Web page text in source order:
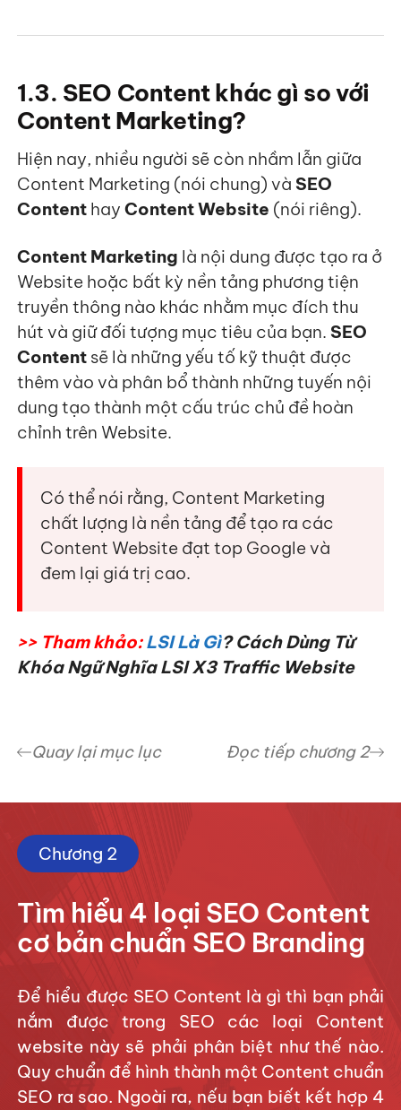
1.3. SEO Content khác gì so với
Content Marketing?
Hiện nay, nhiều người sẽ còn nhầm lẫn giữa
Content Marketing (nói chung) và SEO
Content hayContent Website (nói riêng).
Content Marketing là nội dung được tạo ra ở
Website hoặc bất kỳ nền tảng phương tiện
truyền thông nào khác nhằm mục đích thu
hút và giữ đối tượng mục tiêu của bạn. SEO
Content sẽ là những yếu tố kỹ thuật được
thêm vào và phân bổ thành những tuyến nội
dung tạo thành một cấu trúc chủ đề hoàn
chỉnh trên Website.
Có thể nói rằng, Content Marketing
chất lượng là nền tảng để tạo ra các
Content Website đạt top Google và
đem lại giá trị cao.
>> Tham khảo:LSI Là Gì? Cách Dùng Từ
Khóa Ngữ Nghĩa LSI X3 Traffic Website
Quay lại mục lục Đọc tiếp chương 2
Chương 2
Tìm hiểu 4 loại SEO Content
cơ bản chuẩn SEO Branding
Để hiểu được SEO Content là gì thì bạn phải
nắm được trong SEO các loại Content
website này sẽ phải phân biệt như thế nào.
Quy chuẩn để hình thành một Content chuẩn
SEO ra sao. Ngoài ra, nếu bạn biết kết hợp 4